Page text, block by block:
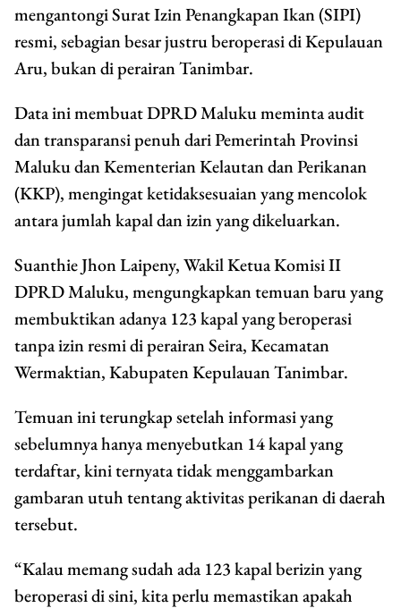
mengantongi Surat Izin Penangkapan Ikan (SIPI)
resmi, sebagian besar justru beroperasi di Kepulauan
Aru, bukan di perairan Tanimbar.
Data ini membuat DPRD Maluku meminta audit
dan transparansi penuh dari Pemerintah Provinsi
Maluku dan Kementerian Kelautan dan Perikanan
(KKP), mengingat ketidaksesuaian yang mencolok
antara jumlah kapal dan izin yang dikeluarkan.
Suanthie Jhon Laipeny, Wakil Ketua Komisi II
DPRD Maluku, mengungkapkan temuan baru yang
membuktikan adanya 123 kapal yang beroperasi
tanpa izin resmi di perairan Seira, Kecamatan
Wermaktian, Kabupaten Kepulauan Tanimbar.
Temuan ini terungkap setelah informasi yang
sebelumnya hanya menyebutkan 14 kapal yang
terdaftar, kini ternyata tidak menggambarkan
gambaran utuh tentang aktivitas perikanan di daerah
tersebut.
“Kalau memang sudah ada 123 kapal berizin yang
beroperasi di sini, kita perlu memastikan apakah